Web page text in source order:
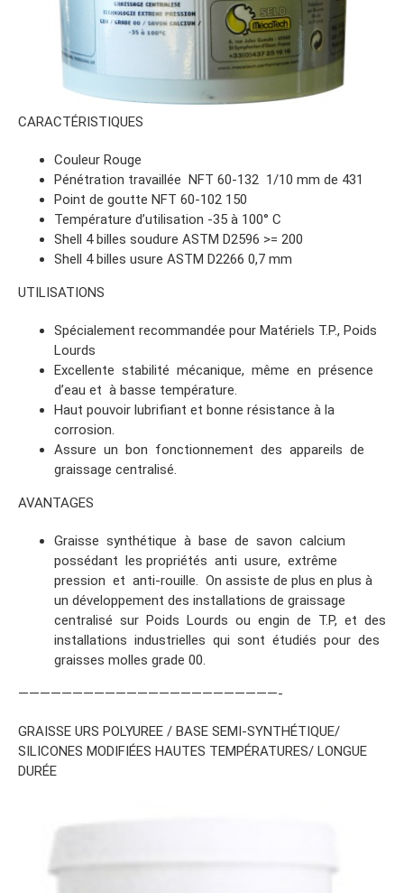
CARACTÉRISTIQUES
Couleur Rouge
Pénétration travaillée NFT 60-132 1/10 mm de 431
Point de goutte NFT 60-102 150
Température d’utilisation -35 à 100° C
Shell 4 billes soudure ASTM D2596 >= 200
Shell 4 billes usure ASTM D2266 0,7 mm
UTILISATIONS
Spécialement recommandée pour Matériels T.P., Poids
Lourds
Excellente stabilité mécanique, même en présence
d’eau et à basse température.
Haut pouvoir lubrifiant et bonne résistance à la
corrosion.
Assure un bon fonctionnement des appareils de
graissage centralisé.
AVANTAGES
Graisse synthétique à base de savon calcium
possédant les propriétés anti usure, extrême
pression et anti-rouille. On assiste de plus en plus à
un développement des installations de graissage
centralisé sur Poids Lourds ou engin de T.P, et des
installations industrielles qui sont étudiés pour des
graisses molles grade 00.
————————————————————————-
GRAISSE URS POLYUREE / BASE SEMI-SYNTHÉTIQUE/
SILICONES MODIFIÉES HAUTES TEMPÉRATURES/ LONGUE
DURÉE